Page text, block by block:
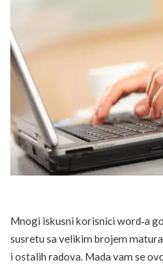
Mno­gi is­ku­sni ko­ri­sni­ci word‑a
su­sre­tu sa ve­li­kim bro­jem
i os­ta­lih ra­do­va. Ma­da vam se